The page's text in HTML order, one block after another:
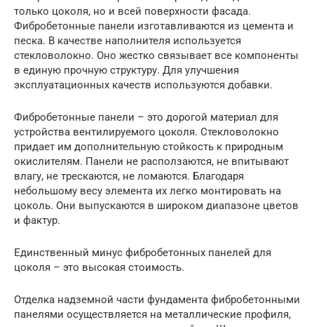
только цоколя, но и всей поверхности фасада.
Фибробетонные панели изготавливаются из цемента и
песка. В качестве наполнителя используется
стекловолокно. Оно жестко связывает все компоненты
в единую прочную структуру. Для улучшения
эксплуатационных качеств используются добавки.
Фибробетонные панели – это дорогой материал для
устройства вентилируемого цоколя. Стекловолокно
придает им дополнительную стойкость к природным
окислителям. Панели не расползаются, не впитывают
влагу, не трескаются, не ломаются. Благодаря
небольшому весу элемента их легко монтировать на
цоколь. Они выпускаются в широком диапазоне цветов
и фактур.
Единственный минус фибробетонных панелей для
цоколя – это высокая стоимость.
Отделка надземной части фундамента фибробетонными
панелями осуществляется на металлические профиля,